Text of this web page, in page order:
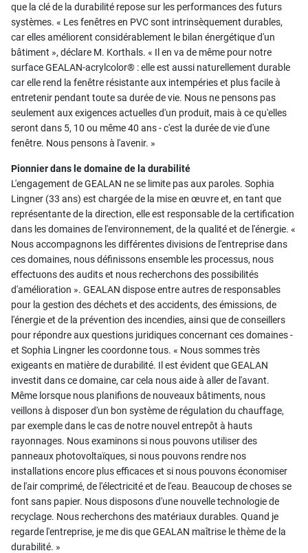
que la clé de la durabilité repose sur les performances des futurs
systèmes. « Les fenêtres en PVC sont intrinsèquement durables,
car elles améliorent considérablement le bilan énergétique d'un
bâtiment », déclare M. Korthals. « Il en va de même pour notre
surface GEALAN-acrylcolor® : elle est aussi naturellement durable
car elle rend la fenêtre résistante aux intempéries et plus facile à
entretenir pendant toute sa durée de vie. Nous ne pensons pas
seulement aux exigences actuelles d'un produit, mais à ce qu'elles
seront dans 5, 10 ou même 40 ans - c'est la durée de vie d'une
fenêtre. Nous pensons à l'avenir. »
Pionnier dans le domaine de la durabilité
L'engagement de GEALAN ne se limite pas aux paroles. Sophia
Lingner (33 ans) est chargée de la mise en œuvre et, en tant que
représentante de la direction, elle est responsable de la certification
dans les domaines de l'environnement, de la qualité et de l'énergie. «
Nous accompagnons les différentes divisions de l'entreprise dans
ces domaines, nous définissons ensemble les processus, nous
effectuons des audits et nous recherchons des possibilités
d'amélioration ». GEALAN dispose entre autres de responsables
pour la gestion des déchets et des accidents, des émissions, de
l'énergie et de la prévention des incendies, ainsi que de conseillers
pour répondre aux questions juridiques concernant ces domaines -
et Sophia Lingner les coordonne tous. « Nous sommes très
exigeants en matière de durabilité. Il est évident que GEALAN
investit dans ce domaine, car cela nous aide à aller de l'avant.
Même lorsque nous planifions de nouveaux bâtiments, nous
veillons à disposer d'un bon système de régulation du chauffage,
par exemple dans le cas de notre nouvel entrepôt à hauts
rayonnages. Nous examinons si nous pouvons utiliser des
panneaux photovoltaïques, si nous pouvons rendre nos
installations encore plus efficaces et si nous pouvons économiser
de l'air comprimé, de l'électricité et de l'eau. Beaucoup de choses se
font sans papier. Nous disposons d'une nouvelle technologie de
recyclage. Nous recherchons des matériaux durables. Quand je
regarde l'entreprise, je me dis que GEALAN maîtrise le thème de la
durabilité. »